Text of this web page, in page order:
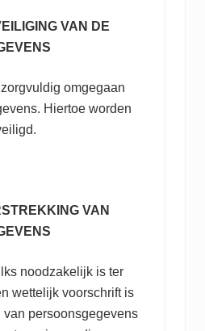
VAN DE
omgegaan
Hiertoe worden
VAN
noodzakelijk is ter
wettelijk voorschrift is
van persoonsgegevens